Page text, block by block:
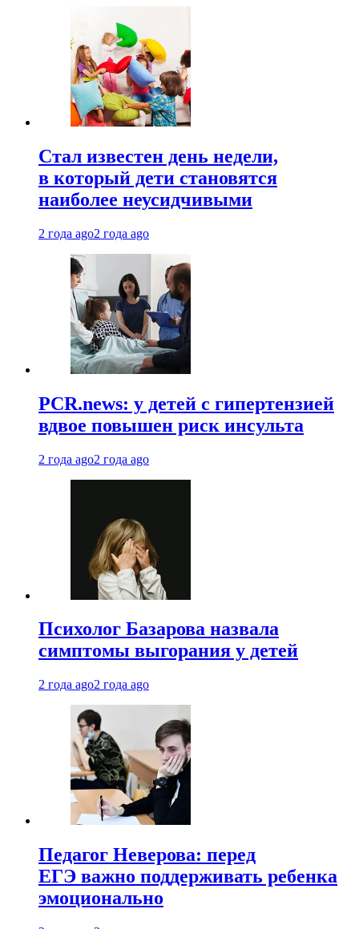
Стал известен день недели,
в который дети становятся
наиболее неусидчивыми
2 года ago2 года ago
PCR.news: у детей с гипертензией
вдвое повышен риск инсульта
2 года ago2 года ago
Психолог Базарова назвала
симптомы выгорания у детей
2 года ago2 года ago
Педагог Неверова: перед
ЕГЭ важно поддерживать ребенка
эмоционально